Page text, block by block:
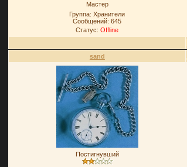
Мастер
Группа: Хранители
Сообщений:645
Статус:Offline
sand
Постигнувший